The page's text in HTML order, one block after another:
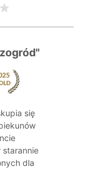
się
starannie
dla